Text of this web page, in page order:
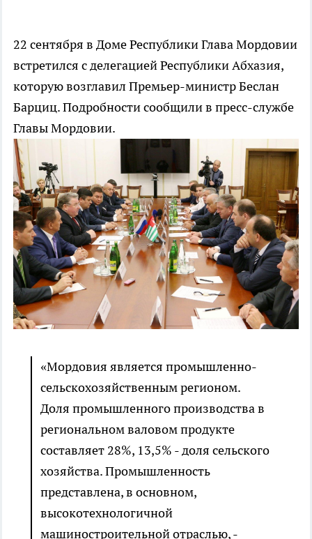
22 сентября в Доме Республики Глава Мордовии
встретился с делегацией Республики Абхазия,
которую возглавил Премьер-министр Беслан
Барциц. Подробности сообщили в пресс-службе
Главы Мордовии.
«Мордовия является промышленно-
сельскохозяйственным регионом.
Доля промышленного производства в
региональном валовом продукте
составляет 28%, 13,5% - доля сельского
хозяйства. Промышленность
представлена, в основном,
высокотехнологичной
машиностроительной отраслью, -